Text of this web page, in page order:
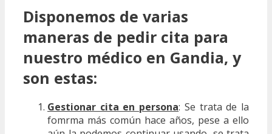
Disponemos de varias
maneras de pedir cita para
nuestro médico en Gandia, y
son estas:
Gestionar cita en persona: Se trata de la
fomrma más común hace años, pese a ello